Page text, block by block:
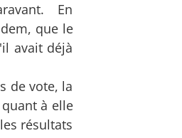
En
que le
avait déjà
de vote, la
à elle
résultats